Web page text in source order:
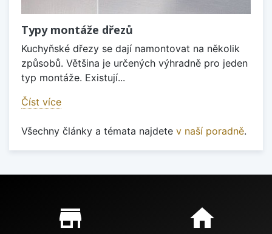
Typy montáže dřezů
Kuchyňské dřezy se dají namontovat na několik
způsobů. Většina je určených výhradně pro jeden
typ montáže. Existují...
Číst více
Všechny články a témata najdete v naší poradně.
Proč nakupovat u nás?
store_mall_directory home